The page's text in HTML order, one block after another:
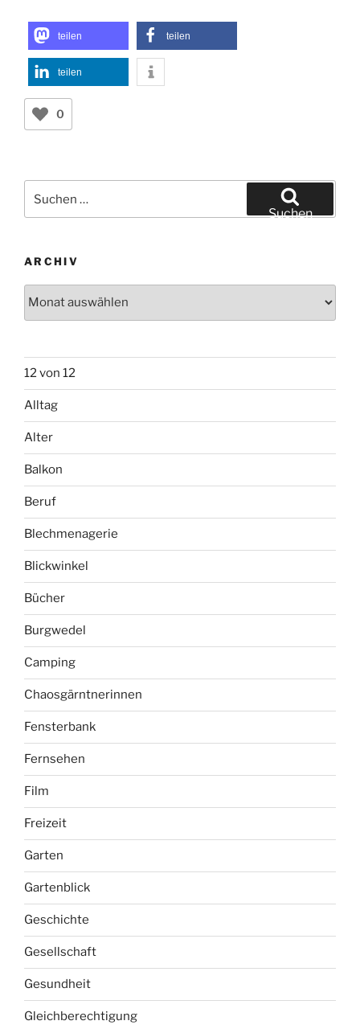
teilen teilen
teilen
0
nach:
Suchen
ARCHIV
12 von 12
Alltag
Alter
Balkon
Beruf
Blechmenagerie
Blickwinkel
Bücher
Burgwedel
Camping
Chaosgärntnerinnen
Fensterbank
Fernsehen
Film
Freizeit
Garten
Gartenblick
Geschichte
Gesellschaft
Gesundheit
Gleichberechtigung